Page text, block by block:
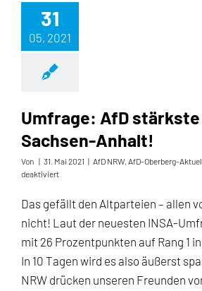
31
05, 2021
Umfrage: AfD
Sachsen-Anhalt!
Von | 31. Mai 2021 | AfD NRW, AfD-Oberberg-
deaktiviertfür
AfD
stärkste
Kraft
in
Sachsen-
Anhalt!
Das gefällt den Altparteien – allen
nicht! Laut der neuesten INSA-
mit 26 Prozentpunkten auf Rang 1
In 10 Tagen wird es also äußerst
NRW drücken unseren Freunden